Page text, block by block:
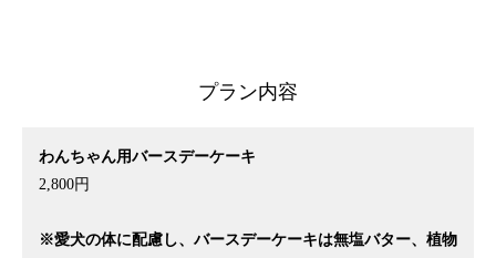
プラン内容
わんちゃん用バースデーケーキ
2,800円
※愛犬の体に配慮し、バースデーケーキは無塩バター、植物